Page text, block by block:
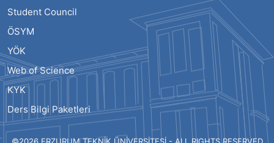
Student Council
ÖSYM
YÖK
Web of Science
KYK
Ders Bilgi Paketleri